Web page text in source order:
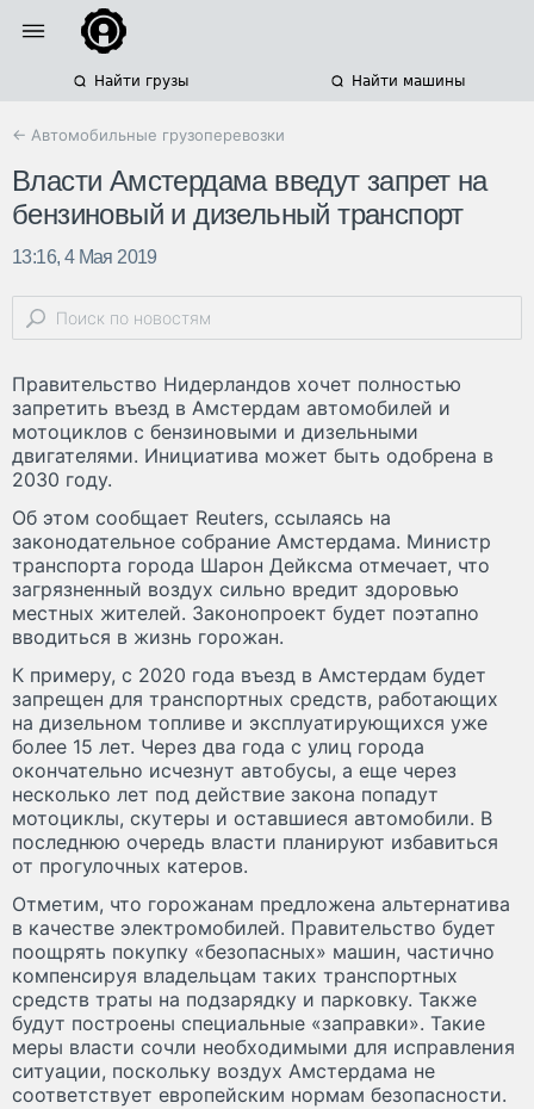
Найти грузы Найти машины
← Автомобильные грузоперевозки
Власти Амстердама введут запрет на
бензиновый и дизельный транспорт
13:16, 4 Мая 2019
Правительство Нидерландов хочет полностью
запретить въезд в Амстердам автомобилей и
мотоциклов с бензиновыми и дизельными
двигателями. Инициатива может быть одобрена в
2030 году.
Об этом сообщает Reuters, ссылаясь на
законодательное собрание Амстердама. Министр
транспорта города Шарон Дейксма отмечает, что
загрязненный воздух сильно вредит здоровью
местных жителей. Законопроект будет поэтапно
вводиться в жизнь горожан.
К примеру, с 2020 года въезд в Амстердам будет
запрещен для транспортных средств, работающих
на дизельном топливе и эксплуатирующихся уже
более 15 лет. Через два года с улиц города
окончательно исчезнут автобусы, а еще через
несколько лет под действие закона попадут
мотоциклы, скутеры и оставшиеся автомобили. В
последнюю очередь власти планируют избавиться
от прогулочных катеров.
Отметим, что горожанам предложена альтернатива
в качестве электромобилей. Правительство будет
поощрять покупку «безопасных» машин, частично
компенсируя владельцам таких транспортных
средств траты на подзарядку и парковку. Также
будут построены специальные «заправки». Такие
меры власти сочли необходимыми для исправления
ситуации, поскольку воздух Амстердама не
соответствует европейским нормам безопасности.